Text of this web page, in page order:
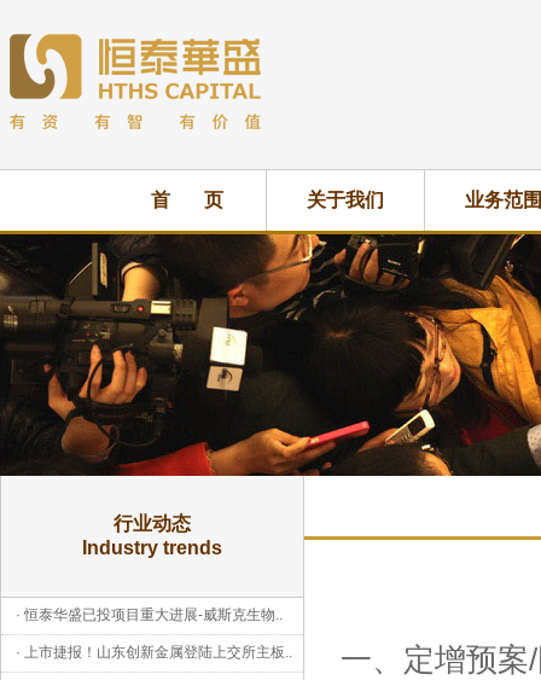
首 页 关于我们 业务范围
行业动态
Industry trends
·恒泰华盛已投项目重大进展-威斯克生物..
· 上市捷报！山东创新金属登陆上交所主板..
一、定增预案